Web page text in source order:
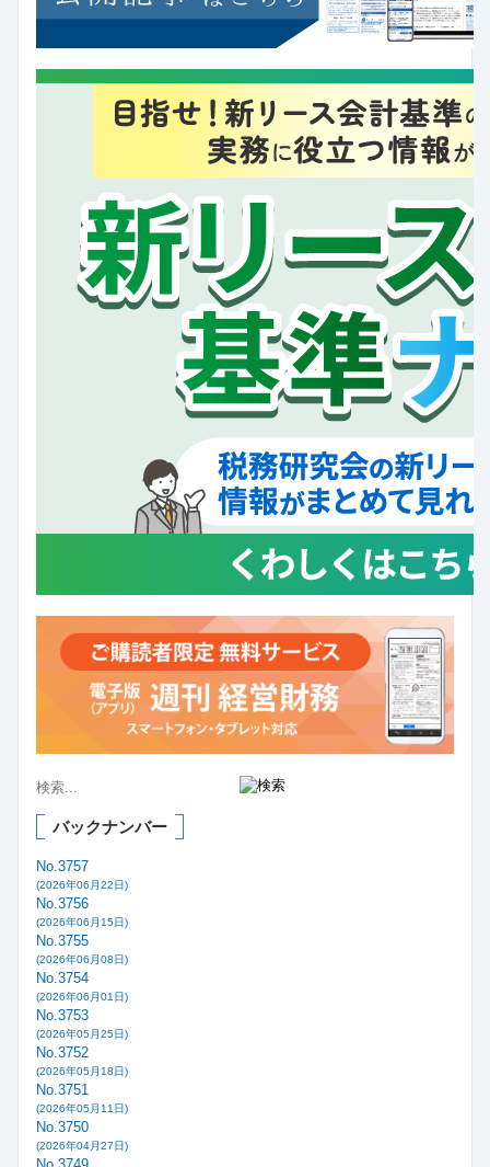
バックナンバー
No.3757
(2026年06月22日)
No.3756
(2026年06月15日)
No.3755
(2026年06月08日)
No.3754
(2026年06月01日)
No.3753
(2026年05月25日)
No.3752
(2026年05月18日)
No.3751
(2026年05月11日)
No.3750
(2026年04月27日)